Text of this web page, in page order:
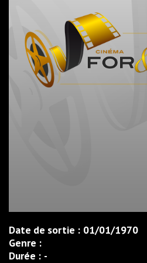
Date de sortie : 01/01/1970
Genre :
Durée : -